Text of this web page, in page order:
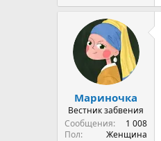
Мариночка
Вестник забвения
Сообщения
1 008
Пол
Женщина